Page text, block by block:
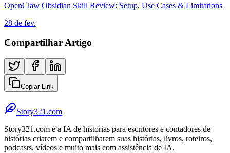
OpenClaw Obsidian Skill Review: Setup, Use Cases & Limitations
28 de fev.
Compartilhar Artigo
Copiar Link
Story321.com
Story321.com é a IA de histórias para escritores e contadores de
histórias criarem e compartilharem suas histórias, livros, roteiros,
podcasts, vídeos e muito mais com assistência de IA.